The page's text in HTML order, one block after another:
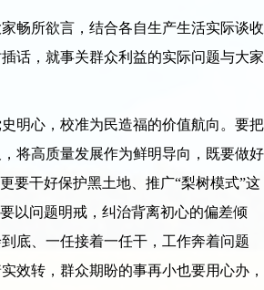
所欲言，结合各自生产生活实际谈收
话，就事关群众利益的实际问题与大家
心，校准为民造福的价值航向。要把
将高质量发展作为鲜明导向，既要做好
要干好保护黑土地、推广“梨树模式”这
以问题明戒，纠治背离初心的偏差倾
底、一任接着一任干，工作奔着问题
效转，群众期盼的事再小也要用心办，